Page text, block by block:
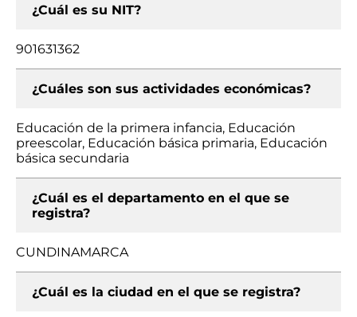
¿Cuál es su NIT?
901631362
¿Cuáles son sus actividades económicas?
Educación de la primera infancia, Educación
preescolar, Educación básica primaria, Educación
básica secundaria
¿Cuál es el departamento en el que se
registra?
CUNDINAMARCA
¿Cuál es la ciudad en el que se registra?